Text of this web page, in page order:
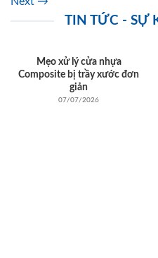
TIN TỨC - SỰ
Mẹo xử lý cửa nhựa
Composite bị trầy xước đơn
giản
07/07/2026